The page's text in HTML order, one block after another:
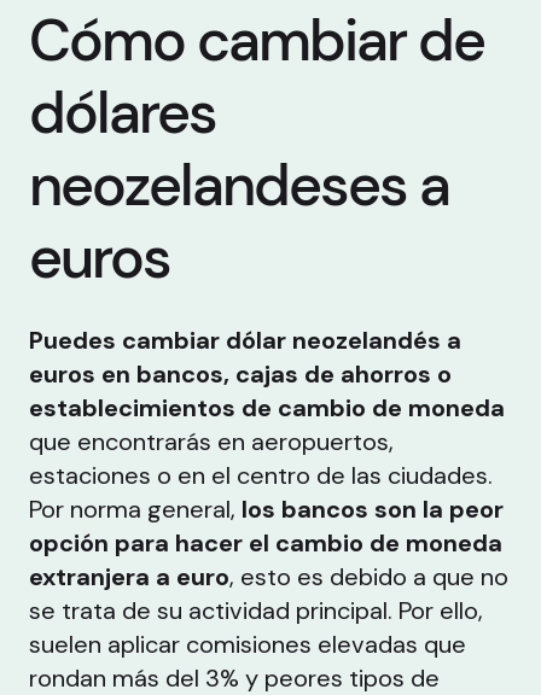
Cómo cambiar de
dólares
neozelandeses a
euros
Puedes cambiar dólar neozelandés a
euros en bancos, cajas de ahorros o
establecimientos de cambio de moneda
que encontrarás en aeropuertos,
estaciones o en el centro de las ciudades.
Por norma general, los bancos son la peor
opción para hacer el cambio de moneda
extranjera a euro, esto es debido a que no
se trata de su actividad principal. Por ello,
suelen aplicar comisiones elevadas que
rondan más del 3% y peores tipos de